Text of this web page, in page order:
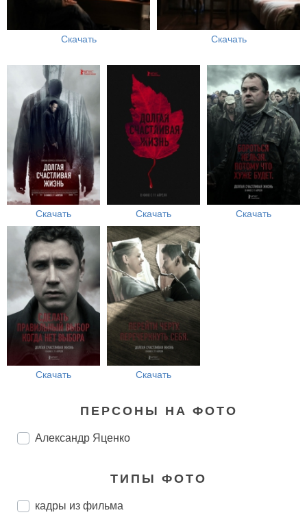
Скачать Скачать
Скачать Скачать Скачать
Скачать Скачать
ПЕРСОНЫ НА ФОТО
Александр Яценко
ТИПЫ ФОТО
кадры из фильма